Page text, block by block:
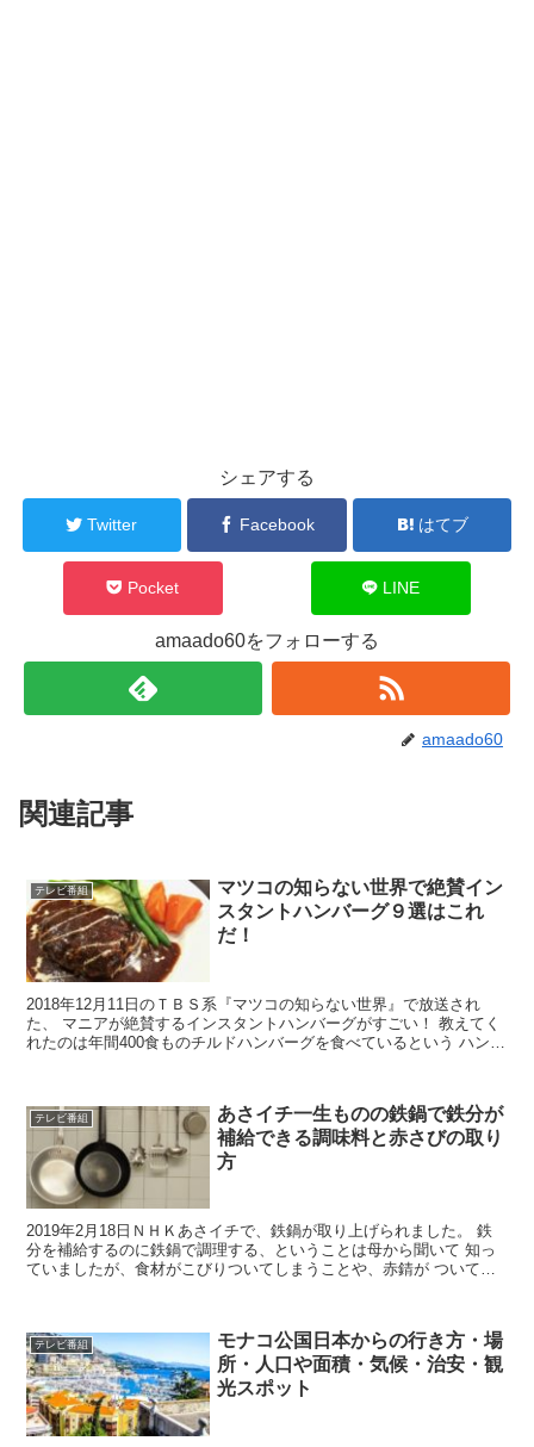
シェアする
Twitter Facebook はてブ
Pocket LINE
amaado60をフォローする
amaado60
関連記事
テレビ番組
マツコの知らない世界で絶賛イン
スタントハンバーグ９選はこれ
だ！
2018年12月11日のＴＢＳ系『マツコの知らない世界』で放送され
た、 マニアが絶賛するインスタントハンバーグがすごい！ 教えてく
れたのは年間400食ものチルドハンバーグを食べているという ハンバ
テレビ番組
あさイチ一生ものの鉄鍋で鉄分が
補給できる調味料と赤さびの取り
方
2019年2月18日ＮＨＫあさイチで、鉄鍋が取り上げられました。 鉄
分を補給するのに鉄鍋で調理する、ということは母から聞いて 知っ
ていましたが、食材がこびりついてしまうことや、赤錆が ついてし
テレビ番組
モナコ公国日本からの行き方・場
所・人口や面積・気候・治安・観
光スポット